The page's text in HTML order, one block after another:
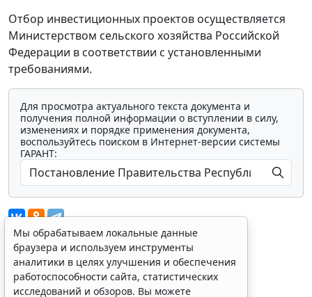
Отбор инвестиционных проектов осуществляется
Министерством сельского хозяйства Российской
Федерации в соответствии с установленными
требованиями.
Для просмотра актуального текста документа и
получения полной информации о вступлении в силу,
изменениях и порядке применения документа,
воспользуйтесь поиском в Интернет-версии системы
ГАРАНТ:
Показать все материалы
Источник:
Мы обрабатываем локальные данные
браузера и используем инструменты
аналитики в целях улучшения и обеспечения
работоспособности сайта, статистических
исследований и обзоров. Вы можете